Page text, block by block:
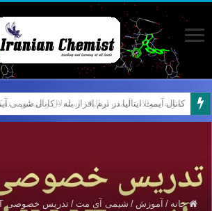
کانال آیمت ایتالیا در نرم افزار بله – کانال شیمی
خانه / آموزش / شیمی آی مت /